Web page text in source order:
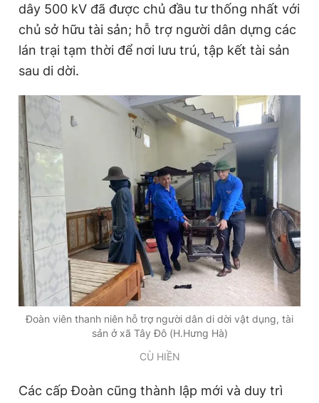
dây 500 kV đã được chủ đầu tư thống nhất với
chủ sở hữu tài sản; hỗ trợ người dân dựng các
lán trại tạm thời để nơi lưu trú, tập kết tài sản
sau di dời.
Đoàn viên thanh niên hỗ trợ người dân di dời vật dụng, tài
sản ở xã Tây Đô (H.Hưng Hà)
CÙ HIỀN
Các cấp Đoàn cũng thành lập mới và duy trì